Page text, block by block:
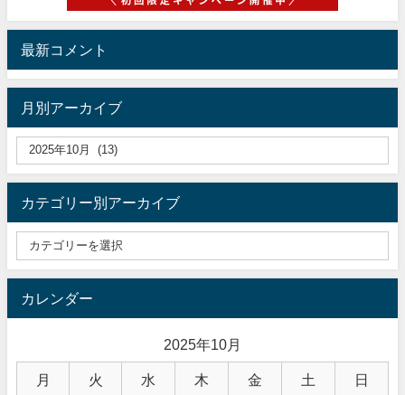
最新コメント
月別アーカイブ
カテゴリー別アーカイブ
カレンダー
2025年10月
月 火 水 木 金 土 日